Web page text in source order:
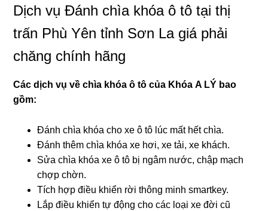
Dịch vụ Đánh chìa khóa ô tô tại thị
trấn Phù Yên tỉnh Sơn La giá phải
chăng chính hãng
Các dịch vụ về chìa khóa ô tô của Khóa A LÝ bao
gồm:
Đánh chìa khóa cho xe ô tô lúc mất hết chìa.
Đánh thêm chìa khóa xe hơi, xe tải, xe khách.
Sửa chìa khóa xe ô tô bị ngâm nước, chập mạch
chợp chờn.
Tích hợp điều khiển rời thông minh smartkey.
Lắp điều khiển tự động cho các loại xe đời cũ